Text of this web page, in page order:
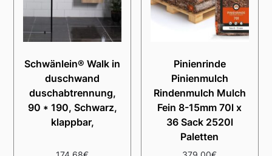
Schwänlein® Walk in
duschwand
duschabtrennung,
90 * 190, Schwarz,
klappbar,
Pinienrinde
Pinienmulch
Rindenmulch Mulch
Fein 8-15mm 70l x
36 Sack 2520l
Paletten